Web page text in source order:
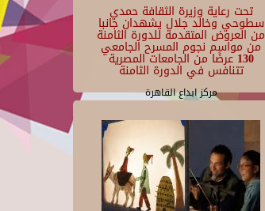
تحت رعاية وزيرة الثقافة حمدي
سطوحي وخالد جلال يشهدان جانبا
من العروض المتقدمة للدورة الثامنة
من مواسم نجوم المسرح الجامعي
130 عرضًا من الجامعات المصرية
تتنافس في الدورة الثامنة
مركز ابداع القاهرة